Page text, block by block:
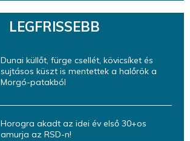
LEGFRISSEBB
Dunai küllőt, fürge csellét, kövicsíket és
sujtásos küszt is mentettek a halőrök a
Morgó-patakból
Horogra akadt az idei év első 30+os
amurja az RSD-n!